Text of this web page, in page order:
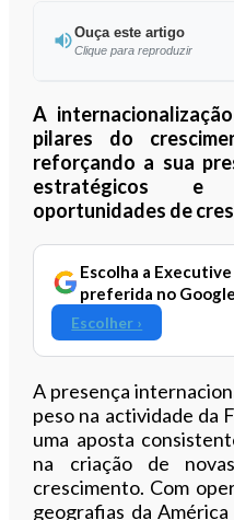
Ouça este artigo
Clique para reproduzir
Ouvir
A
pilares do
reforçando a sua
estratégicos e
oportunidades de
Escolha a
preferida no Google
Escolher ›
A presença
peso na actividade da
uma aposta
na criação de
crescimento. Com
geografias da